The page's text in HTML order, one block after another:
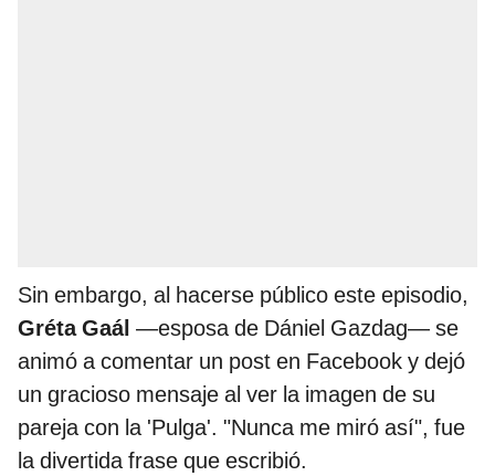
Sin embargo, al hacerse público este episodio,
Gréta Gaál ―esposa de Dániel Gazdag― se
animó a comentar un post en Facebook y dejó
un gracioso mensaje al ver la imagen de su
pareja con la 'Pulga'. "Nunca me miró así", fue
la divertida frase que escribió.